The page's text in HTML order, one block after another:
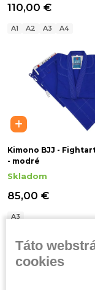
110,00 €
A1 A2 A3 A4
Kimono BJJ -
- modré
Skladom
85,00 €
A3
Táto
cookies